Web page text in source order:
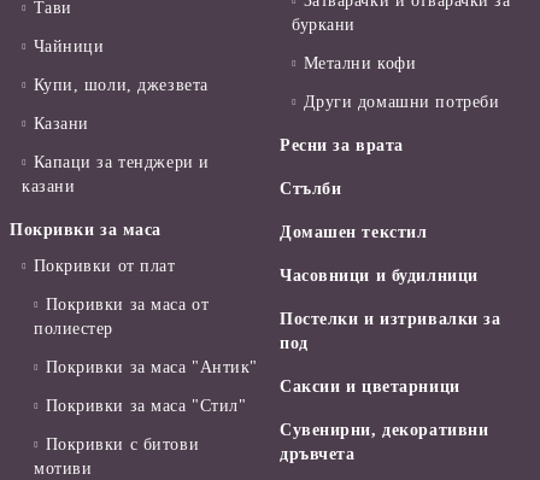
Тави
Чайници
Купи, шоли, джезвета
Казани
Капаци за тенджери и
казани
Покривки за маса
Покривки от плат
Покривки за маса от
полиестер
Покривки за маса "Антик"
Покривки за маса "Стил"
Покривки с битови
мотиви
буркани
Метални кофи
Други домашни потреби
Ресни за врата
Стълби
Домашен текстил
Часовници и будилници
Постелки и изтривалки за
под
Саксии и цветарници
Сувенирни, декоративни
дръвчета